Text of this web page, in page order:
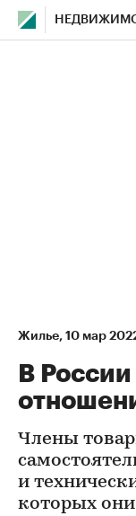
Жилье⁠, 10 мар
В
Члены
и
которых